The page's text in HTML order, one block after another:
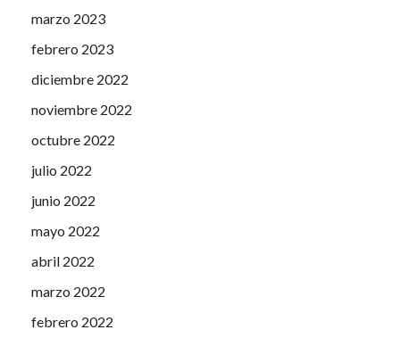
marzo 2023
febrero 2023
diciembre 2022
noviembre 2022
octubre 2022
julio 2022
junio 2022
mayo 2022
abril 2022
marzo 2022
febrero 2022